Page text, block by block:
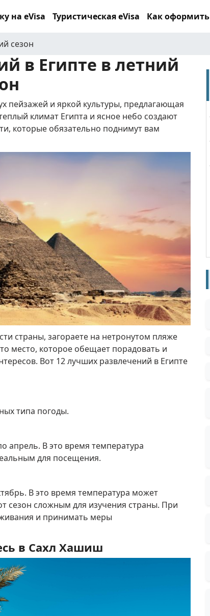
на eVisa Туристическая eVisa Как оформить
сезон
в Египте в летний
пейзажей и яркой культуры, предлагающая
климат Египта и ясное небо создают
которые обязательно поднимут вам
страны, загораете на нетронутом пляже
место, которое обещает порадовать и
Вот 12 лучших развлечений в Египте
типа погоды.
апрель. В это время температура
для посещения.
В это время температура может
сезон сложным для изучения страны. При
и принимать меры
в Сахл Хашиш